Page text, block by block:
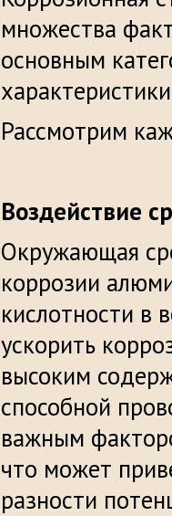
множества
основным
Рассмотрим
Воздействие
Окружающая
коррозии
кислотности в
ускорить
высоким
способной
важным
что может
разности